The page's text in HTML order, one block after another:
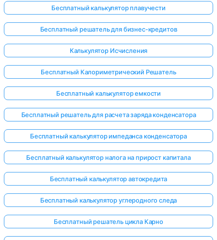
Бесплатный калькулятор плавучести
Бесплатный решатель для бизнес-кредитов
Калькулятор Исчисления
Бесплатный Калориметрический Решатель
Бесплатный калькулятор емкости
Бесплатный решатель для расчета заряда конденсатора
Бесплатный калькулятор импеданса конденсатора
Бесплатный калькулятор налога на прирост капитала
Бесплатный калькулятор автокредита
Бесплатный калькулятор углеродного следа
Бесплатный решатель цикла Карно